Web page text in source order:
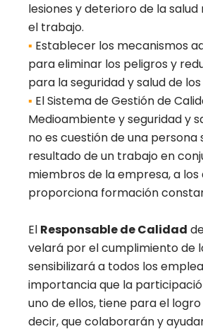
lesiones y deterioro de la
el trabajo.
▪ Establecer los mecanismos
para eliminar los peligros y
para la seguridad y salud de
▪ El Sistema de Gestión de
Medioambiente y seguridad y
no es cuestión de una persona
resultado de un trabajo en
miembros de la empresa, a los
proporciona formación
El Responsable de Calidad
velará por el cumplimiento de
sensibilizará a todos los
importancia que la
uno de ellos, tiene para el
decir, que colaborarán y